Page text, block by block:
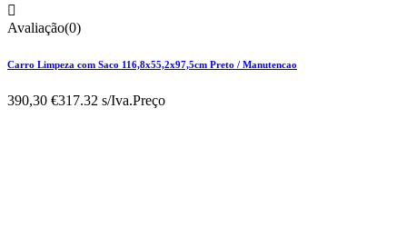

Avaliação(0)
Carro Limpeza com Saco 116,8x55,2x97,5cm Preto / Manutencao
390,30 €317.32 s/Iva.Preço